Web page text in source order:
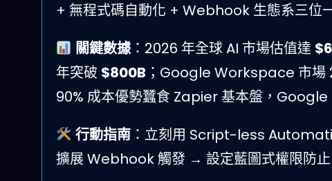
+ 無程式碼自動化 + Webhook 生態系三位
關鍵數據：2026 年全球 AI 市場估值達
年突破 $800B ；Google Workspace 市場
90% 成本優勢蠶食 Zapier 基本盤，
行動指南：立刻用 Script-less
擴展 Webhook 觸發 → 設定藍圖式權限防